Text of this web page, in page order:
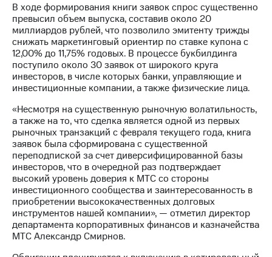
в
регионе
и акционерам
Корпоративное
управление
Корпоративный
секретарь
Раскрытие
информации
Информация
акционерам
Документы
ПАО
"МТС"
Собрания
акционеров
Личный
кабинет
акционера
В ходе формирования книги заявок спрос существенно
превысил объем выпуска, составив около 20
миллиардов рублей, что позволило эмитенту трижды
снижать маркетинговый ориентир по ставке купона с
12,00% до 11,75% годовых. В процессе букбилдинга
поступило около 30 заявок от широкого круга
инвесторов, в числе которых банки, управляющие и
инвестиционные компании, а также физические лица.
«Несмотря на существенную рыночную волатильность,
а также на то, что сделка является одной из первых
рыночных транзакций с февраля текущего года, книга
заявок была сформирована с существенной
переподпиской за счет диверсифицированной базы
инвесторов, что в очередной раз подтверждает
высокий уровень доверия к МТС со стороны
инвестиционного сообщества и заинтересованность в
приобретении высококачественных долговых
инструментов нашей компании», — отметил директор
департамента корпоративных финансов и казначейства
МТС Александр Смирнов.